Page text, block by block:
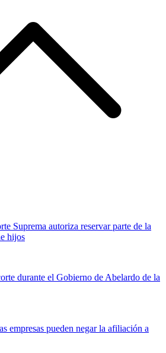
Suprema autoriza reservar parte de la
hijos
durante el Gobierno de Abelardo de la
empresas pueden negar la afiliación a